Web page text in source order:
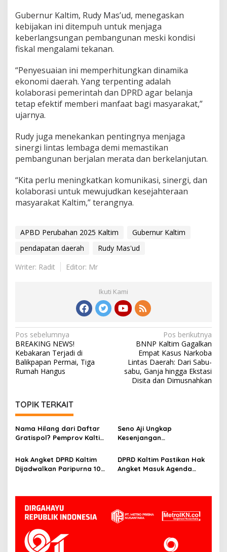
Gubernur Kaltim, Rudy Mas’ud, menegaskan
kebijakan ini ditempuh untuk menjaga
keberlangsungan pembangunan meski kondisi
fiskal mengalami tekanan.
“Penyesuaian ini memperhitungkan dinamika
ekonomi daerah. Yang terpenting adalah
kolaborasi pemerintah dan DPRD agar belanja
tetap efektif memberi manfaat bagi masyarakat,”
ujarnya.
Rudy juga menekankan pentingnya menjaga
sinergi lintas lembaga demi memastikan
pembangunan berjalan merata dan berkelanjutan.
“Kita perlu meningkatkan komunikasi, sinergi, dan
kolaborasi untuk mewujudkan kesejahteraan
masyarakat Kaltim,” terangnya.
APBD Perubahan 2025 Kaltim
Gubernur Kaltim
pendapatan daerah
Rudy Mas'ud
Writer: Radit
Editor: Mr
Ikuti Kami
Navigasi
pos
Pos sebelumnya
BREAKING NEWS!
Kebakaran Terjadi di
Balikpapan Permai, Tiga
Rumah Hangus
Pos berikutnya
BNNP Kaltim Gagalkan
Empat Kasus Narkoba
Lintas Daerah: Dari Sabu-
sabu, Ganja hingga Ekstasi
Disita dan Dimusnahkan
TOPIK TERKAIT
Nama Hilang dari Daftar
Gratispol? Pemprov Kaltim
Penerima
Seno Aji Ungkap
Kesenjangan
Fokus Pembangunan ke
Depan
Hak Angket DPRD Kaltim
Dijadwalkan Paripurna 10
DPRD Kaltim Pastikan Hak
Angket Masuk Agenda